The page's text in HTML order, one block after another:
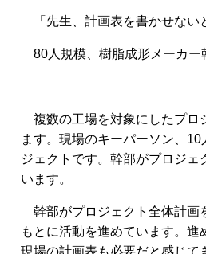
「先生、計画表を書かせない
80人規模、樹脂成形メーカー
複数の工場を対象にしたプロ
ます。現場のキーパーソン、10
ジェクトです。幹部がプロジェ
います。
幹部がプロジェクト全体計画
もとに活動を進めています。進
現場の計画表も必要だと感じて